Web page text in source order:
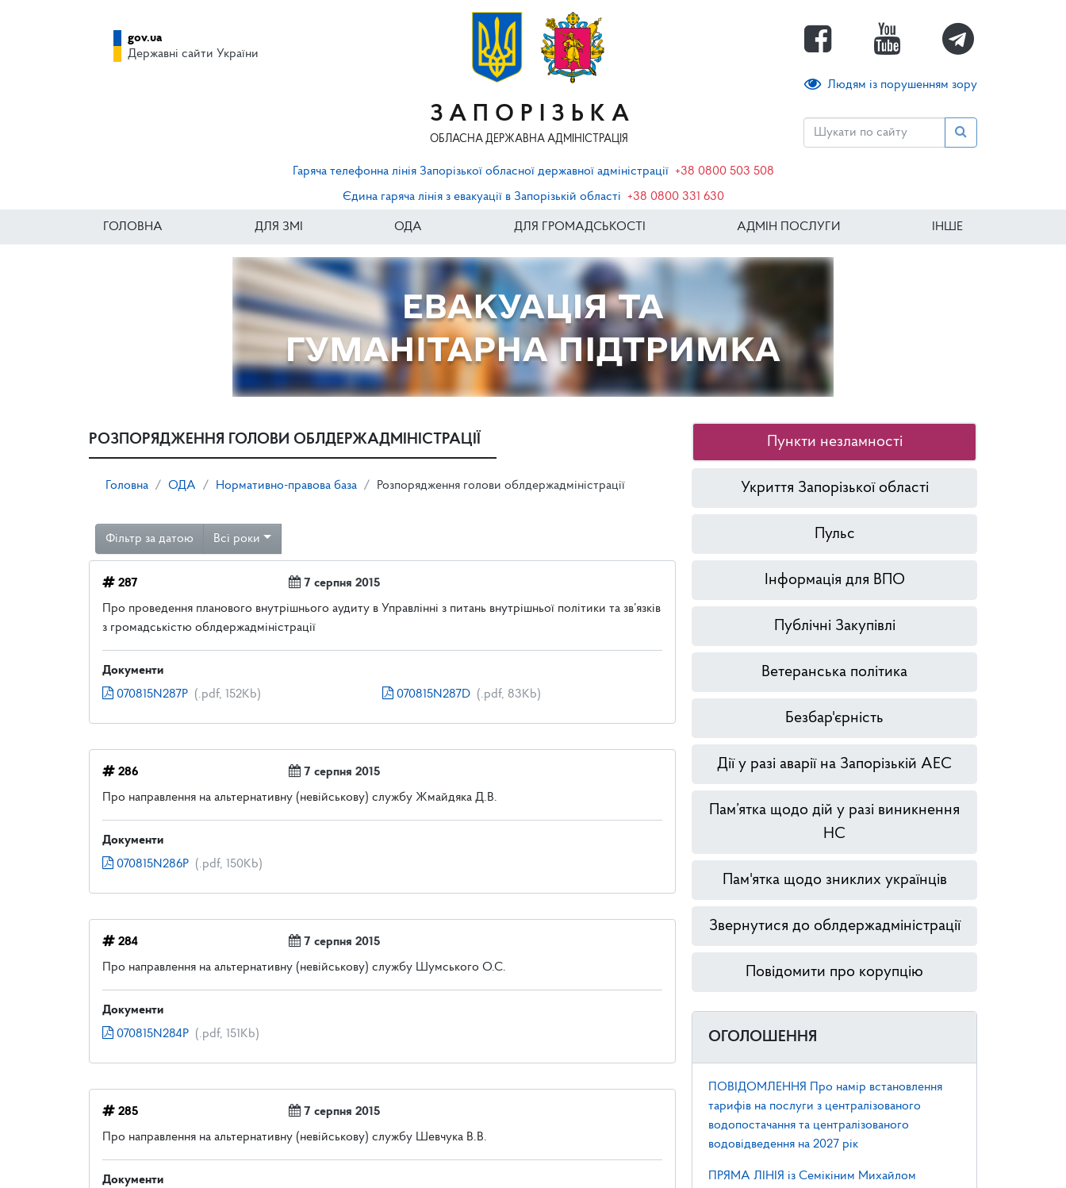
ЗАПОРІЗЬКА
ОБЛАСНА ДЕРЖАВНА АДМІНІСТРАЦІЯ
Людям із порушенням зору
gov.ua
Державні сайти України
Гаряча телефонна лінія Запорізької обласної державної адміністрації +38 0800 503 508
Єдина гаряча лінія з евакуації в Запорізькій області
+38 0800 331 630
ГОЛОВНА ДЛЯ ЗМІ ОДА ДЛЯ ГРОМАДСЬКОСТІ АДМІН ПОСЛУГИ ІНШЕ
РОЗПОРЯДЖЕННЯ ГОЛОВИ ОБЛДЕРЖАДМІНІСТРАЦІЇ
Головна ОДА Нормативно-правова база Розпорядження голови облдержадміністрації
Фільтр за датою Всі роки
287
7 серпня 2015
Про проведення планового внутрішнього аудиту в Управлінні з питань внутрішньої політики та зв’язків
з громадськістю облдержадміністрації
Документи
070815N287P (.pdf, 152Kb) 070815N287D (.pdf, 83Kb)
286
7 серпня 2015
Про направлення на альтернативну (невійськову) службу Жмайдяка Д.В.
Документи
070815N286P (.pdf, 150Kb)
284
7 серпня 2015
Про направлення на альтернативну (невійськову) службу Шумського О.С.
Документи
070815N284P (.pdf, 151Kb)
285
7 серпня 2015
Про направлення на альтернативну (невійськову) службу Шевчука В.В.
Документи
Пункти незламності
Укриття Запорізької області
Пульс
Інформація для ВПО
Публічні Закупівлі
Ветеранська політика
Безбар'єрність
Дії у разі аварії на Запорізькій АЕС
Пам’ятка щодо дій у разі виникнення
НС
Пам'ятка щодо зниклих українців
Звернутися до облдержадміністрації
Повідомити про корупцію
ОГОЛОШЕННЯ
ПОВІДОМЛЕННЯ Про намір встановлення
тарифів на послуги з централізованого
водопостачання та централізованого
водовідведення на 2027 рік
ПРЯМА ЛІНІЯ із Семікіним Михайлом